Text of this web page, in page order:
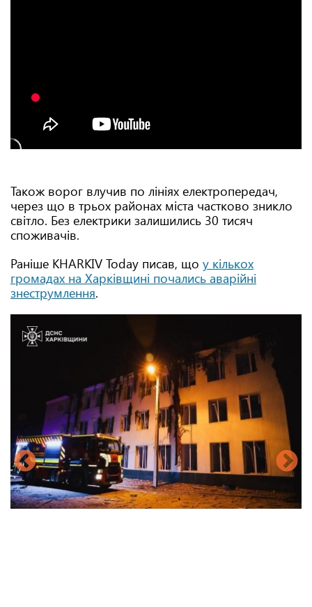
Також ворог влучив по лініях електропередач,
через що в трьох районах міста частково зникло
світло. Без електрики залишились 30 тисяч
споживачів.
Раніше KHARKIV Today писав, що у кількох
громадах на Харківщині почались аварійні
знеструмлення.